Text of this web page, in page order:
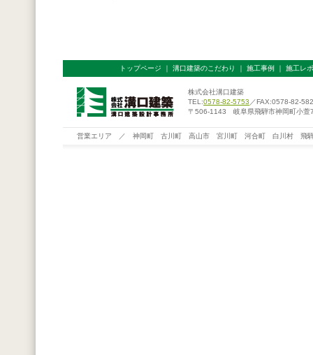
トップページ ｜ 溝口建築のこだわり ｜ 施工事例 ｜ 施工レ
株式会社溝口建築
TEL:0578-82-5753 ／FAX:0578-82-
〒506-1143 岐阜県飛騨市神岡町小萱
営業エリア ／ 神岡町 古川町 高山市 宮川町 河合町 白川村 飛